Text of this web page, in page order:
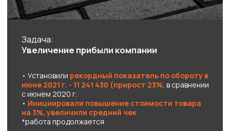
командой
Подобрать